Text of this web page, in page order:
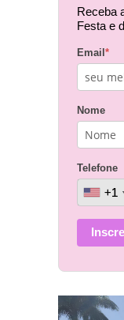
Receba
Festa e
Email *
Nome
Telefone
+1
+1